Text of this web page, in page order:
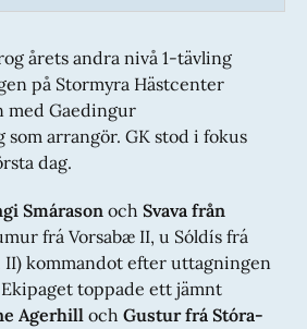
årets andra nivå 1-tävling
på Stormyra Hästcenter
med Gaedingur
arrangör. GK stod i fokus
dag.
Smárason och Svava från
frá Vorsabæ II, u Sóldís frá
kommandot efter uttagningen
toppade ett jämnt
Agerhilloch Gustur frá Stóra-